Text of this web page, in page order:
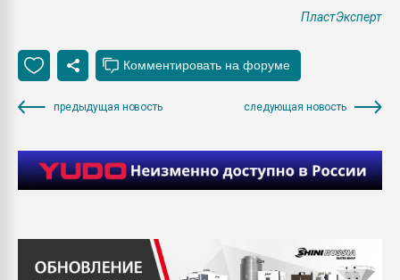
ПластЭксперт
предыдущая новость следующая новость